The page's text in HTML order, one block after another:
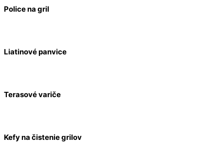
Police na gril
Liatinové panvice
Terasové variče
Kefy na čistenie grilov